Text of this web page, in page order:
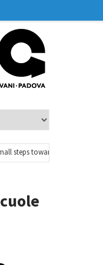
steps towards sustainability
di studio 2026/27